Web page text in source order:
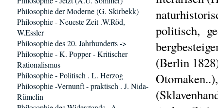
politisch,
(Berlin
Philosophie der Moderne (G. Skirbekk)
Philosophie - Neueste Zeit .W.Röd,
W.Essler
Philosophie des 20. Jahrhunderts ->
Philosophie - K. Popper - Kritischer
Rationalismus
Philosophie - Politisch . L. Herzog
Philosophie -Vernunft - praktisch . J. Nida-
Rümelin